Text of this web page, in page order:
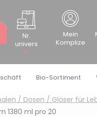
Rechercher
Nr.
univers
Mein
Komplize
Bio-Sortiment
/ Dosen / Gläser für
1380 ml pro 20